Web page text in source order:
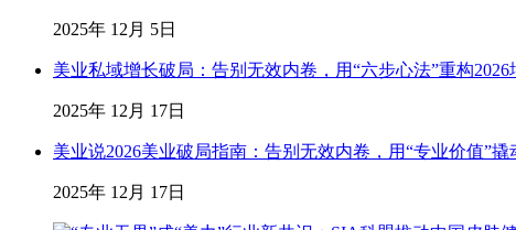
2025年 12月 5日
美业私域增长破局：告别无效内卷，用“六步心法”重构2026
2025年 12月 17日
美业说2026美业破局指南：告别无效内卷，用“专业价值”
2025年 12月 17日